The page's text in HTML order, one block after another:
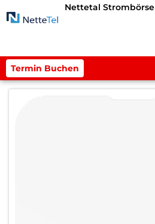
Nettetal Strombörse
Termin Buchen